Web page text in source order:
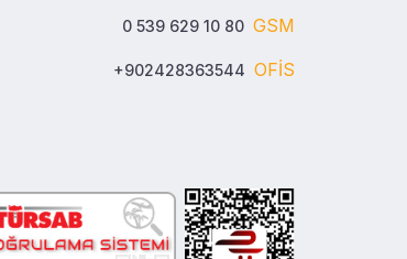
0 539 629 10 80 GSM
+902428363544 OFİS